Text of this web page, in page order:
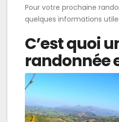
Pour votre prochaine
quelques informations
C’est quoi
randonnée